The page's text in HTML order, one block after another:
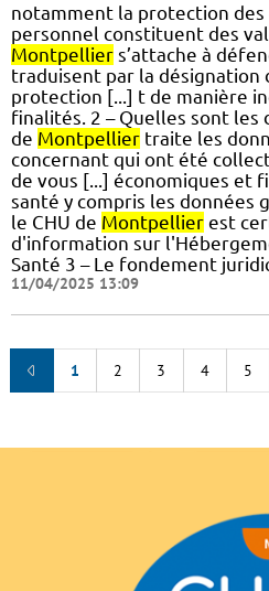
notamment la protection des
personnel constituent des
Montpellier s’attache à
traduisent par la désignation
protection [...] t de manière
finalités. 2 – Quelles sont les
de Montpellier traite les
concernant qui ont été
de vous [...] économiques et
santé y compris les données
le CHU de Montpellier est
d'information sur
Santé 3 – Le fondement
11/04/2025 13:09
1 2 3 4 5